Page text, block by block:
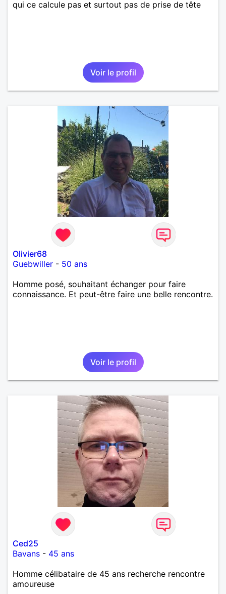
qui ce calcule pas et surtout pas de prise de tête
Voir le profil
Olivier68
Guebwiller - 50 ans
Homme posé, souhaitant échanger pour faire
connaissance. Et peut-être faire une belle rencontre.
Voir le profil
Ced25
Bavans - 45 ans
Homme célibataire de 45 ans recherche rencontre
amoureuse